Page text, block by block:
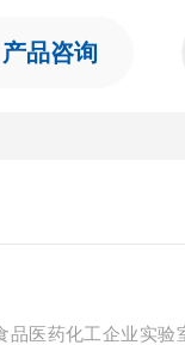
产品咨询
品医药化工企业实